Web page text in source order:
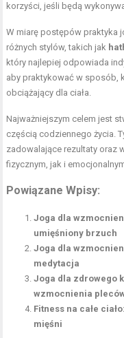
korzyści, jeśli będą
W miarę postępów praktyka
różnych stylów, takich jak
który najlepiej odpowiada
aby praktykować w sposób,
obciążający dla ciała.
Najważniejszym celem jest
częścią codziennego życia.
zadowalające rezultaty oraz
fizycznym, jak i
Powiązane Wpisy:
Joga dla
umięśniony brzuch
Joga dla
medytacja
Joga dla zdrowego
wzmocnienia
Fitness na całe
mięśni